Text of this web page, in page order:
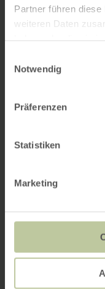
Partner führen
weiteren Daten
Notwendig
Präferenzen
Statistiken
Marketing